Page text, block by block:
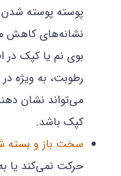
پوسته پوسته
نشانه‌های کاهش
بوی نم یا کپک در
رطوبت، به ویژه
می‌تواند نشان
کپک باشد.
سخت باز و بسته
حرکت نمی‌کند یا